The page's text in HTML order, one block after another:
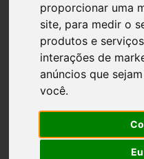
proporcionar uma
site, para medir o
produtos e
interações de
anúncios que
você.
Locetar EF, 50